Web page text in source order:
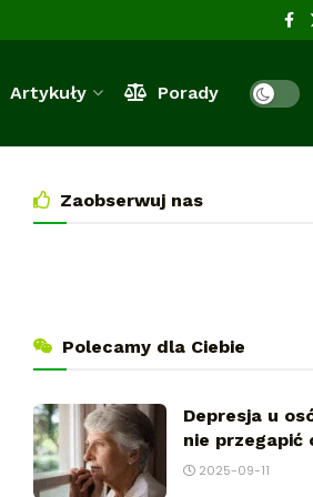
Artykuły Porady
Zaobserwuj nas
Polecamy dla Ciebie
Depresja u
nie przegapić
2025-09-11